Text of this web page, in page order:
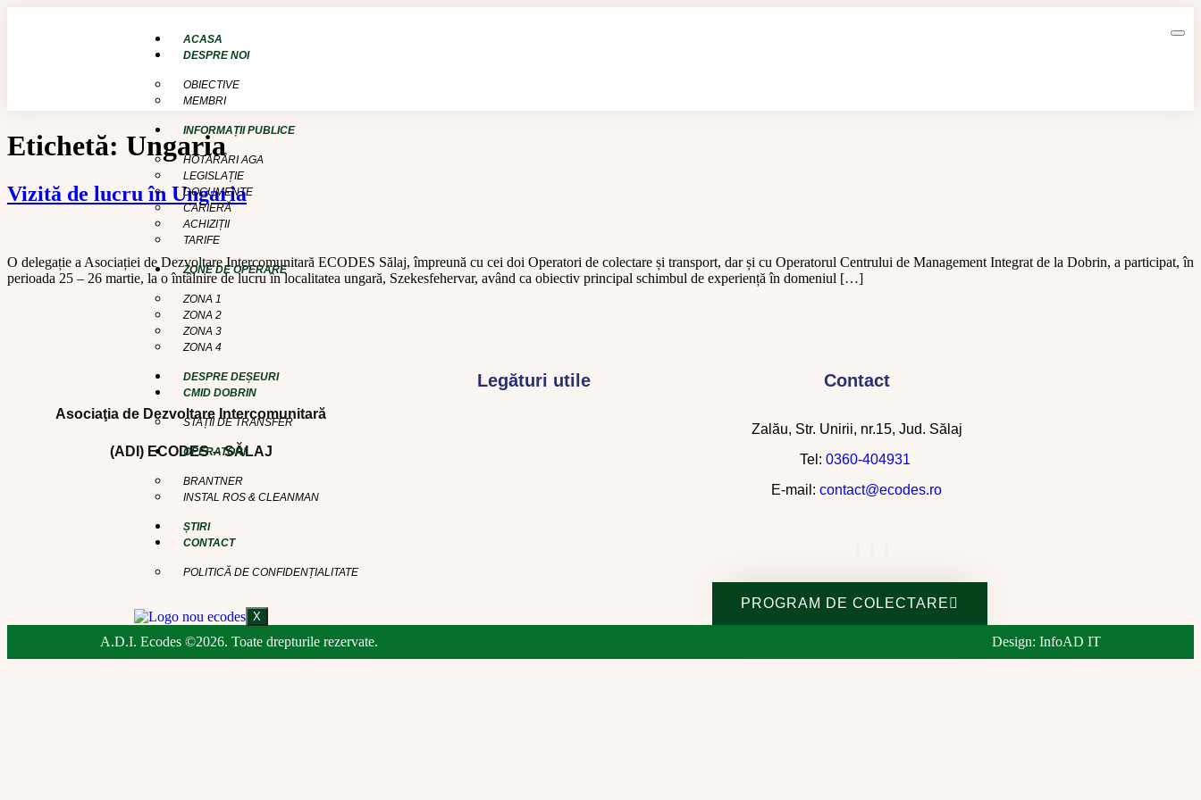
ACASA
DESPRE NOI
OBIECTIVE
MEMBRI
INFORMAȚII PUBLICE
HOTĂRÂRI AGA
LEGISLAȚIE
DOCUMENTE
CARIERĂ
ACHIZIȚII
TARIFE
ZONE DE OPERARE
ZONA 1
ZONA 2
ZONA 3
ZONA 4
DESPRE DEȘEURI
CMID DOBRIN
STAȚII DE TRANSFER
OPERATORI
BRANTNER
INSTAL ROS & CLEANMAN
ȘTIRI
CONTACT
POLITICĂ DE CONFIDENȚIALITATE
X
Etichetă: Ungaria
Vizită de lucru în Ungaria
O delegație a Asociației de Dezvoltare Intercomunitară ECODES Sălaj, împreună cu cei doi Operatori de colectare și transport, dar și cu Operatorul Centrului de Management Integrat de la Dobrin, a participat, în
perioada 25 – 26 martie, la o întâlnire de lucru în localitatea ungară, Szekesfehervar, având ca obiectiv principal schimbul de experiență în domeniul […]
Asociaţia de Dezvoltare Intercomunitară
(ADI) ECODES – SĂLAJ
Legături utile Contact
Zalău, Str. Unirii, nr.15, Jud. Sălaj
Tel: 0360-404931
E-mail:contact@ecodes.ro
PROGRAM DE COLECTARE
A.D.I. Ecodes ©2026. Toate drepturile rezervate. Design: InfoAD IT